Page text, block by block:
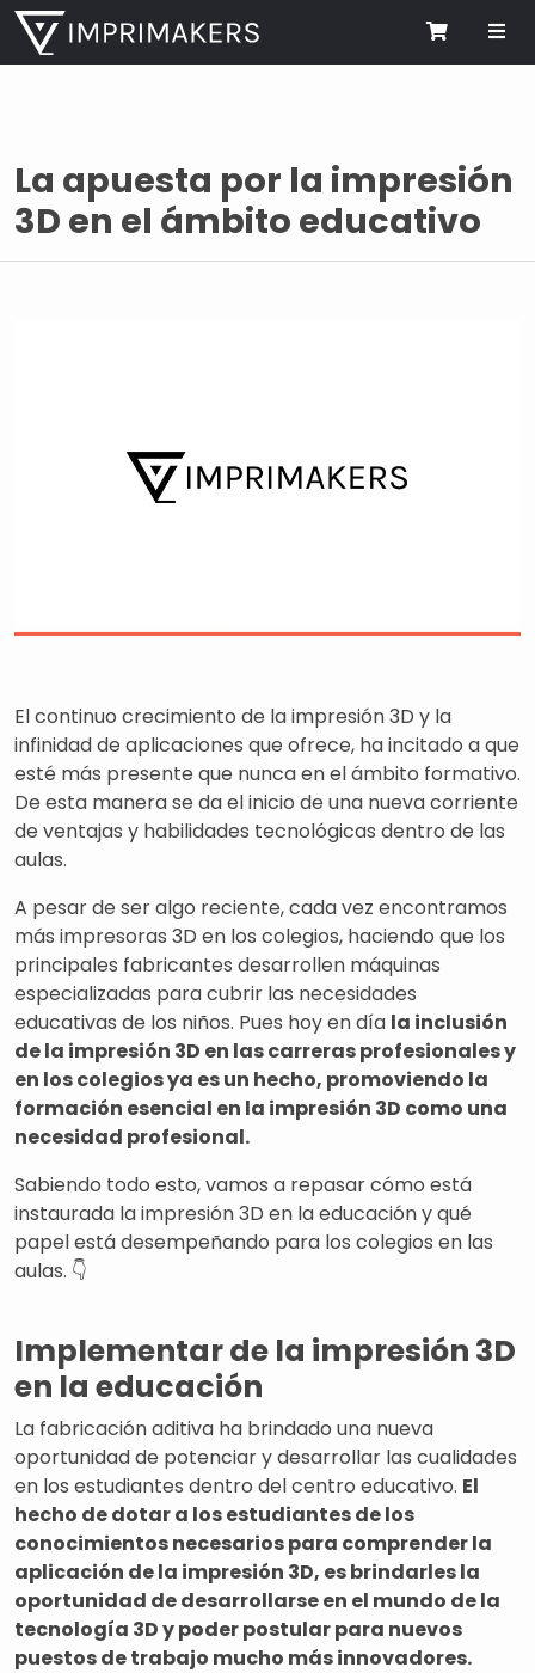
Cart
La apuesta por la impresión
3D en el ámbito educativo
El continuo crecimiento de la impresión 3D y la
infinidad de aplicaciones que ofrece, ha incitado a que
esté más presente que nunca en el ámbito formativo.
De esta manera se da el inicio de una nueva corriente
de ventajas y habilidades tecnológicas dentro de las
aulas.
A pesar de ser algo reciente, cada vez encontramos
más impresoras 3D en los colegios, haciendo que los
principales fabricantes desarrollen máquinas
especializadas para cubrir las necesidades
educativas de los niños. Pues hoy en día la inclusión
de la impresión 3D en las carreras profesionales y
en los colegios ya es un hecho, promoviendo la
formación esencial en la impresión 3D como una
necesidad profesional.
Sabiendo todo esto, vamos a repasar cómo está
instaurada la impresión 3D en la educación y qué
papel está desempeñando para los colegios en las
aulas. 👇
Implementar de la impresión 3D
en la educación
La fabricación aditiva ha brindado una nueva
oportunidad de potenciar y desarrollar las cualidades
en los estudiantes dentro del centro educativo. El
hecho de dotar a los estudiantes de los
conocimientos necesarios para comprender la
aplicación de la impresión 3D, es brindarles la
oportunidad de desarrollarse en el mundo de la
tecnología 3D y poder postular para nuevos
puestos de trabajo mucho más innovadores.